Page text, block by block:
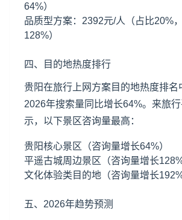
64%）
品质型方案：2392元/人（占比20%
128%）
四、目的地热度排行
贵阳在旅行上网方案目的地热度排名
2026年搜索量同比增长64%。来旅
示，以下景区咨询量最高：
贵阳核心景区（咨询量增长64%）
平遥古城周边景区（咨询量增长128%
文化体验类目的地（咨询量增长192%
五、2026年趋势预测